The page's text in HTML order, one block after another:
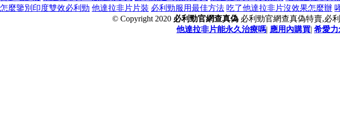
怎麼鑒別印度雙效必利勁 他達拉非片片裝 必利勁服用最佳方法 吃了他達拉非片沒效果怎麼辦
© Copyright 2020 必利勁官網查真偽 必利勁官網查真偽特賣,必
他達拉非片能永久治療嗎| 應用內購買| 希愛